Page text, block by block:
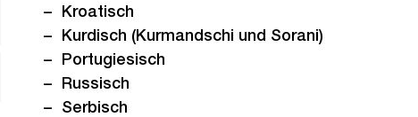
Kroatisch
Kurdisch (Kurmandschi und Sorani)
Portugiesisch
Russisch
Serbisch